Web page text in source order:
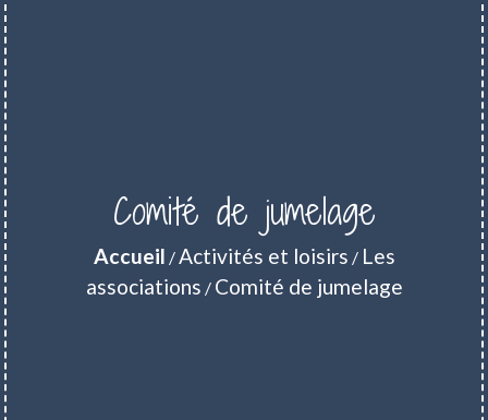
Comité de jumelage
Accueil / Activités et loisirs / Les
associations / Comité de jumelage